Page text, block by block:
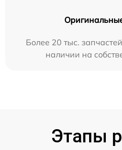
Более 20 тыс.
наличии на
Этапы